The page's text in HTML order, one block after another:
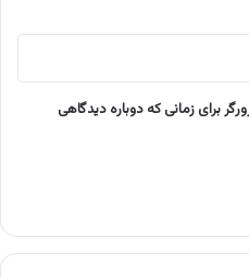
برای زمانی که دوباره دیدگاهی